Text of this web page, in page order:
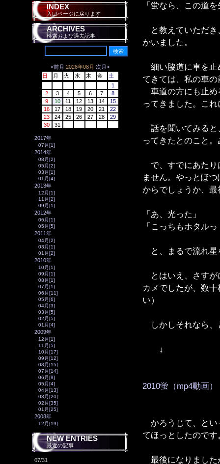
INDEX
入口ページに戻ります
ARCHIVES
検索および過去記事
<前月 2026年08月 次月>
日
月 火 水 木 金
土
1
2
3 4 5 6 7
8
9
10 11 12 13 14
15
16
17 18 19 20 21
22
23
24 25 26 27 28
29
30
31
2017年
07月[1]
2014年
08月[2]
05月[2]
03月[1]
01月[4]
2013年
12月[1]
11月[2]
09月[1]
2012年
06月[1]
05月[5]
2011年
04月[2]
03月[1]
01月[2]
2010年
10月[1]
09月[1]
08月[1]
07月[1]
06月[11]
05月[6]
04月[3]
03月[5]
02月[5]
01月[4]
2009年
12月[1]
11月[5]
10月[17]
09月[12]
08月[15]
07月[14]
06月[9]
05月[4]
04月[13]
03月[20]
02月[35]
01月[25]
2008年
12月[19]
NEW ENTRIES
最近の記事
07/31
「蛍なら、この道
と教えていただき
かいました。
細い脇道に車を止
てきては、私の車
車道の方にも止め
ってきました。こ
話を聞いてみると
ってきたとのこと
で、すでにあたり
ません。やっとぽ
からでしょうか、
「あ、光った」
「こっちもホタル
と、まるで流れ星
とはいえ、さすが
カメでしたが、数
い）
しかしそれなら、
↓
2010蛍（mp4動画）
かろうじて、とい
てほっとしたのです
最後になりました